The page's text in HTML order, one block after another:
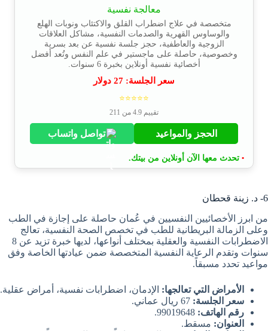
معالجة نفسية
متخصصة في علاج اضطراب القلق والاكتئاب ونوبات الهلع
والوساوس القهرية والصدمات النفسية، مشاكل العلاقات
الزوجية والعاطفية، حجز جلسة نفسية عن بعد بسرية
وخصوصية، حاصلة على ماجستير في علم النفس وتُعد أفضل
أخصائية نفسية أونلاين بخبرة 6 سنوات.
سعر الجلسة: 27 دولار
⭐⭐⭐⭐⭐
تقييم 4.9 من 211
الحجز والمواعيد تواصل واتساب
• تحدث معها الآن أونلاين من بيتك.
6- د. زينة قحطان
من ابرز الأخصائيين النفسيين في عُمان حاصلة على إجازة في الطب
وعلى الزمالة البريطانية للطب في تخصص الصحة النفسية، تعالج
الاضطرابات النفسية والعقلية بمختلف أنواعها، لديها خبرة تزيد عن 8
سنوات وتقدم الرعاية النفسية المتخصصة ضمن عيادتها الخاصة وفق
مواعيد تحدد مسبقاً.
الأمراض التي تعالجها: الإدمان، اضطرابات نفسية، أمراض عقلية.
سعر الجلسة:
رقم الهاتف:
العنوان: مسقط.